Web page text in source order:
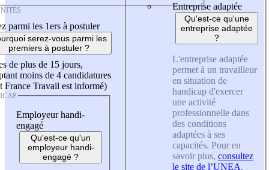
parmi les 1ers à postuler
serez-vous parmi les
premiers à postuler ?
de plus de 15 jours,
moins de 4 candidatures
France Travail est informé)
Employeur handi-
engagé
Qu'est-ce qu'un
employeur handi-
engagé ?
Entreprise adaptée
Qu'est-ce qu'une
entreprise adaptée
?
L'entreprise adaptée
permet à un travailleur
en situation de
handicap d'exercer
une activité
professionnelle dans
des conditions
adaptées à ses
capacités. Pour en
savoir plus, consultez
le site de l’UNEA.